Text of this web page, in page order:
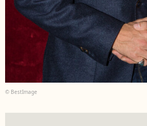
© BestImage